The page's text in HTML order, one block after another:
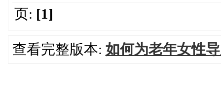
页: [1]
查看完整版本: 如何为老年女性